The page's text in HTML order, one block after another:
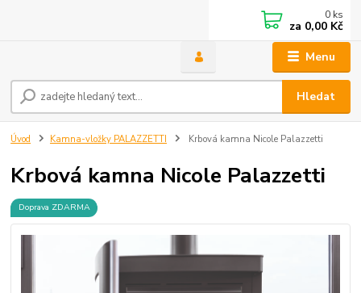
Menu
Hledat
0 ks
za 0,00 Kč
Úvod Kamna-vložky PALAZZETTI Krbová kamna Nicole Palazzetti
Krbová kamna Nicole Palazzetti
Doprava ZDARMA